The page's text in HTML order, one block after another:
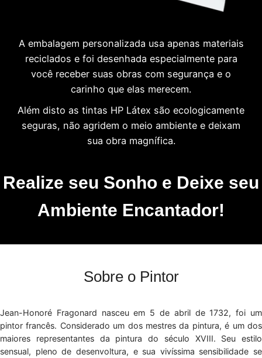
A embalagem personalizada usa apenas materiais
reciclados e foi desenhada especialmente para
você receber suas obras com segurança e o
carinho que elas merecem.
Além disto as tintas HP Látex são ecologicamente
seguras, não agridem o meio ambiente e deixam
sua obra magnífica.
Realize seu Sonho e Deixe seu
Ambiente Encantador!
Sobre o Pintor
Jean-Honoré Fragonard nasceu em 5 de abril de 1732, foi um
pintor francês. Considerado um dos mestres da pintura, é um dos
maiores representantes da pintura do século XVIII. Seu estilo
sensual, pleno de desenvoltura, e sua vivíssima sensibilidade se